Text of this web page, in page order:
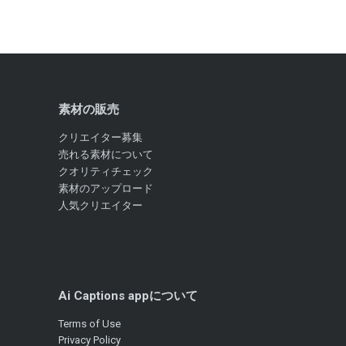
素材の販売
クリエイター募集
売れる素材について
クオリティチェック
素材のアップロード
人気クリエイター
Ai Captions appについて
Terms of Use
Privacy Policy